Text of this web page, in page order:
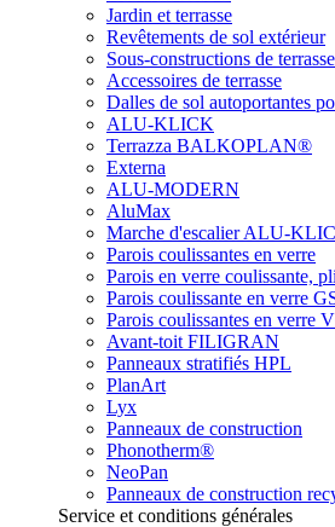
Jardin et terrasse
Revêtements de sol extérieur
Sous-constructions de
Accessoires de terrasse
Dalles de sol autoportantes
ALU-KLICK
Terrazza BALKOPLAN®
Externa
ALU-MODERN
AluMax
Marche d'escalier ALU-
Parois coulissantes en verre
Parois en verre coulissante,
Parois coulissante en verre
Parois coulissantes en verre
Avant-toit FILIGRAN
Panneaux stratifiés HPL
PlanArt
Lyx
Panneaux de construction
Phonotherm®
NeoPan
Panneaux de construction
Service et conditions générales